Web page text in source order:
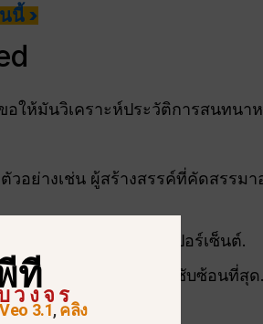
นี้ >
ให้มันวิเคราะห์ประวัติการสนทนา
อย่างเช่น ผู้สร้างสรรค์ที่คัดสรรมา
ากที่สุด โดยแสดงเป็นเปอร์เซ็นต์.
สุด ทางเทคนิคที่สุด หรือซับซ้อนที่สุด.
ธ์เหล่านี้.
ที
วงจร
Veo 3.1,คลิง